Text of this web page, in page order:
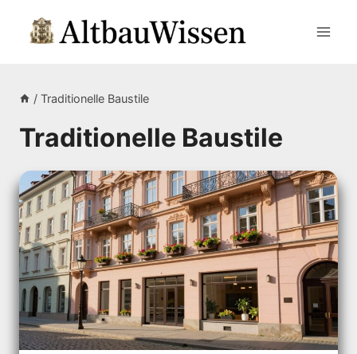
Inhalt
/ Traditionelle Baustile
Traditionelle Baustile